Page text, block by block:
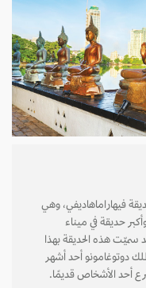
فيهاراماهاديفي، وهي
حديقة في ميناء
وقد سميّت هذه الحديقة بهذا
دوتوغامونو أحد أشهر
أحد الأشخاص قديمًا.